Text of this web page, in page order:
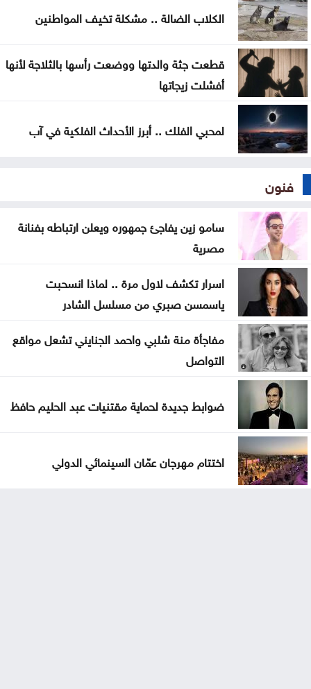
أوبن إيه آي تتيح محادثات غير محدودة لمستخدمي
ChatGPT المجانيين
الكلاب الضالة .. مشكلة تخيف المواطنين
قطعت جثة والدتها ووضعت رأسها بالثلاجة لأنها
أفشلت زيجاتها
لمحبي الفلك .. أبرز الأحداث الفلكية في آب
فنون
سامو زين يفاجئ جمهوره ويعلن ارتباطه بفنانة
مصرية
اسرار تكشف لاول مرة .. لماذا انسحبت
ياسمسن صبري من مسلسل الشادر
مفاجأة منة شلبي واحمد الجنايني تشعل مواقع
التواصل
ضوابط جديدة لحماية مقتنيات عبد الحليم حافظ
اختتام مهرجان عمّان السينمائي الدولي